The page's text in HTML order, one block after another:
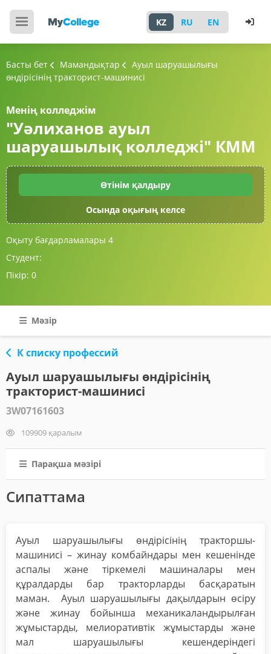
KZ RU EN
Басты бет Мамандықтар
Ауыл шаруашылығы
өндірісінің тракторист-машинисі
Менің колледжім
"Уәлиханов ауыл
шаруашылық колледжі" КММ
Өтінім қалдыру
Осында оқығың келсе
Оқыту бағдарламалары 4
Студент:
Пікір: 0
Мәзір
К списку профессий
Ауыл шаруашылығы өндірісінің
тракторист-машинисі
3W07161603
109909 қаралым
Парақша мәзірі
Сипаттама
Ауыл шаруашылығы өндірісінің тракторшы-
машинисі – жинау комбайндары мен кешенінде
аспалы және тіркемелі машиналары мен
құралдарды бар тракторларды басқаратын
маман. Ауыл шаруашылығы дақылдарын өсіру
және жинау бойынша механикаландырылған
жұмыстарды, мелиоративтік жұмыстарды және
мал шаруашылығы кешендеріндегі